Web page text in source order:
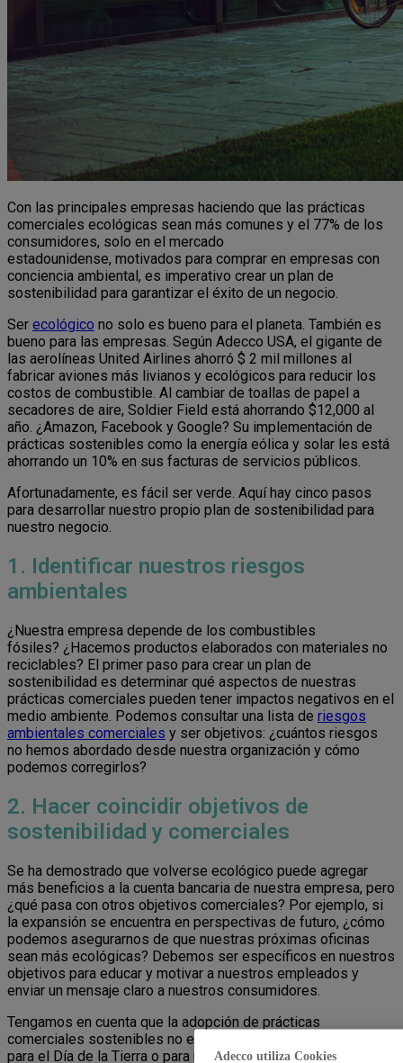
Con las principales empresas haciendo que las prácticas
comerciales ecológicas sean más comunes y el 77% de los
consumidores, solo en el mercado
estadounidense, motivados para comprar en empresas con
conciencia ambiental, es imperativo crear un plan de
sostenibilidad para garantizar el éxito de un negocio.
Ser ecológico no solo es bueno para el planeta. También es
bueno para las empresas. Según Adecco USA, el gigante de
las aerolíneas United Airlines ahorró $ 2 mil millones al
fabricar aviones más livianos y ecológicos para reducir los
costos de combustible. Al cambiar de toallas de papel a
secadores de aire, Soldier Field está ahorrando $12,000 al
año. ¿Amazon, Facebook y Google? Su implementación de
prácticas sostenibles como la energía eólica y solar les está
ahorrando un 10% en sus facturas de servicios públicos.
Afortunadamente, es fácil ser verde. Aquí hay cinco pasos
para desarrollar nuestro propio plan de sostenibilidad para
nuestro negocio.
1. Identificar nuestros riesgos
ambientales
¿Nuestra empresa depende de los combustibles
fósiles? ¿Hacemos productos elaborados con materiales no
reciclables? El primer paso para crear un plan de
sostenibilidad es determinar qué aspectos de nuestras
prácticas comerciales pueden tener impactos negativos en el
medio ambiente. Podemos consultar una lista de riesgos
ambientales comerciales y ser objetivos: ¿cuántos riesgos
no hemos abordado desde nuestra organización y cómo
podemos corregirlos?
2. Hacer coincidir objetivos de
sostenibilidad y comerciales
Se ha demostrado que volverse ecológico puede agregar
más beneficios a la cuenta bancaria de nuestra empresa, pero
¿qué pasa con otros objetivos comerciales? Por ejemplo, si
la expansión se encuentra en perspectivas de futuro, ¿cómo
podemos asegurarnos de que nuestras próximas oficinas
sean más ecológicas? Debemos ser específicos en nuestros
objetivos para educar y motivar a nuestros empleados y
enviar un mensaje claro a nuestros consumidores.
Tengamos en cuenta que la adopción de prácticas
comerciales sostenibles no es algo que se limite a acciones
para el Día de la Tierra o para una campaña de marketing
Adecco utiliza Cookies